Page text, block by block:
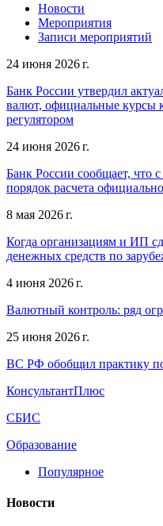
Новости
Мероприятия
Записи мероприятий
24 июня 2026 г.
Банк России утвердил
валют, официальные курсы
регулятором
24 июня 2026 г.
Банк России сообщает, что
порядок расчета
8 мая 2026 г.
Когда организациям и ИП
денежных средств по
4 июня 2026 г.
Валютный контроль: ряд
25 июня 2026 г.
ВС РФ обобщил практику
КонсультантПлюс
СБИС
Образование
Популярное
Новости